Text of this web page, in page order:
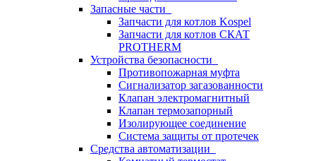
Запасные части
Запчасти для котлов Kospel
Запчасти для котлов СКАТ
PROTHERM
Устройства безопасности
Противопожарная муфта
Сигнализатор загазованности
Клапан электромагнитный
Клапан термозапорный
Изолирующее соединение
Система защиты от протечек
Средства автоматизации